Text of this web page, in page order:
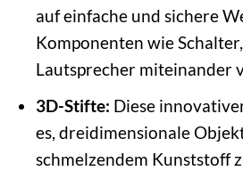
auf einfache und sichere
Komponenten wie
Lautsprecher miteinander
3D-Stifte: Diese
es, dreidimensionale
schmelzendem Kunststoff